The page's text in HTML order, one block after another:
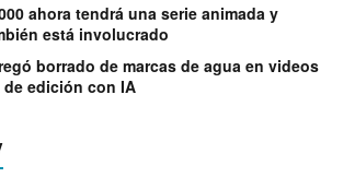
ahora tendrá una serie animada y
está involucrado
borrado de marcas de agua en videos
edición con IA